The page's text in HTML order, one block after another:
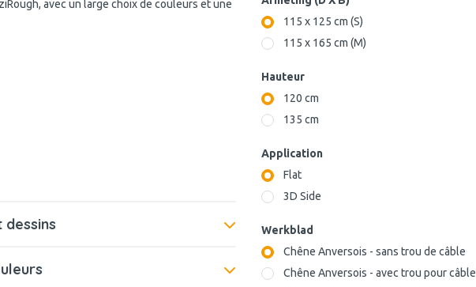
115 x 125 cm (S)
115 x 165 cm (M)
Hauteur
120 cm
135 cm
Application
Flat
3D Side
Werkblad
Chêne Anversois - sans trou de câble
Chêne Anversois - avec trou pour câble
avec un large choix de couleurs et une
dessins